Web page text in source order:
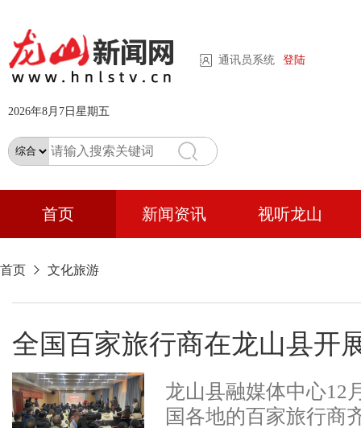
通讯员系统 登陆
2026年8月7日星期五
首页 新闻资讯 视听龙山
首页 文化旅游
全国百家旅行商在龙山县开
龙山县融媒体中心12
国各地的百家旅行商